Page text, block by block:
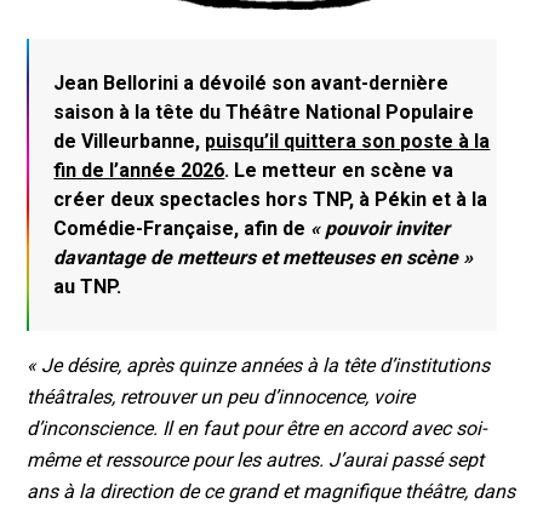
Jean Bellorini a dévoilé son avant-dernière
saison à la tête du Théâtre National Populaire
de Villeurbanne, puisqu’il quittera son poste à la
fin de l’année 2026. Le metteur en scène va
créer deux spectacles hors TNP, à Pékin et à la
Comédie-Française, afin de « pouvoir inviter
davantage de metteurs et metteuses en scène »
au TNP.
« Je désire, après quinze années à la tête d’institutions
théâtrales, retrouver un peu d’innocence, voire
d’inconscience. Il en faut pour être en accord avec soi-
même et ressource pour les autres. J’aurai passé sept
ans à la direction de ce grand et magnifique théâtre, dans